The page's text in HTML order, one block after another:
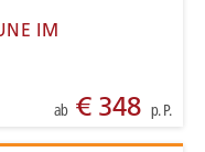
IM
ab€ 348 p. P.